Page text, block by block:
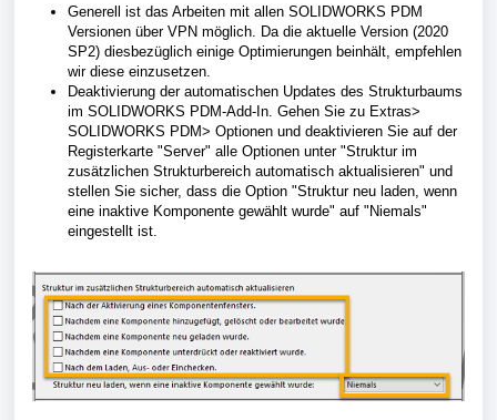
Generell ist das Arbeiten mit allen SOLIDWORKS PDM
Versionen über VPN möglich. Da die aktuelle Version (2020
SP2) diesbezüglich einige Optimierungen beinhält, empfehlen
wir diese einzusetzen.
Deaktivierung der automatischen Updates des Strukturbaums
im SOLIDWORKS PDM-Add-In. Gehen Sie zu Extras>
SOLIDWORKS PDM> Optionen und deaktivieren Sie auf der
Registerkarte "Server" alle Optionen unter "Struktur im
zusätzlichen Strukturbereich automatisch aktualisieren" und
stellen Sie sicher, dass die Option "Struktur neu laden, wenn
eine inaktive Komponente gewählt wurde" auf "Niemals"
eingestellt ist.